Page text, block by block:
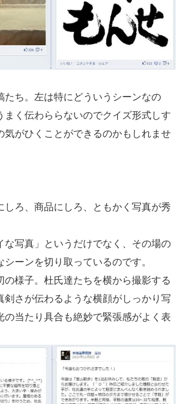
たち。左は特にどういうシーンなの
まく伝わららないのでクイズ形式しす
気がひくことができるのかもしれませ
しろ、商品にしろ、ともかく写真が秀
な写真」というだけでなく、その場の
シーンを切り取っているのです。
の様子。杜氏達たちを横から撮影する
剣さが伝わるような横顔がしっかり写
の当たり具合も絶妙で緊張感がよく表